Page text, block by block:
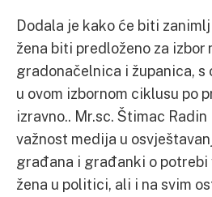
Dodala je kako će biti
žena biti predloženo za izbor
gradonačelnica i županica, s
u ovom izbornom ciklusu po
izravno.. Mr.sc. Štimac
važnost medija u
građana i građanki o
žena u politici, ali i na svim